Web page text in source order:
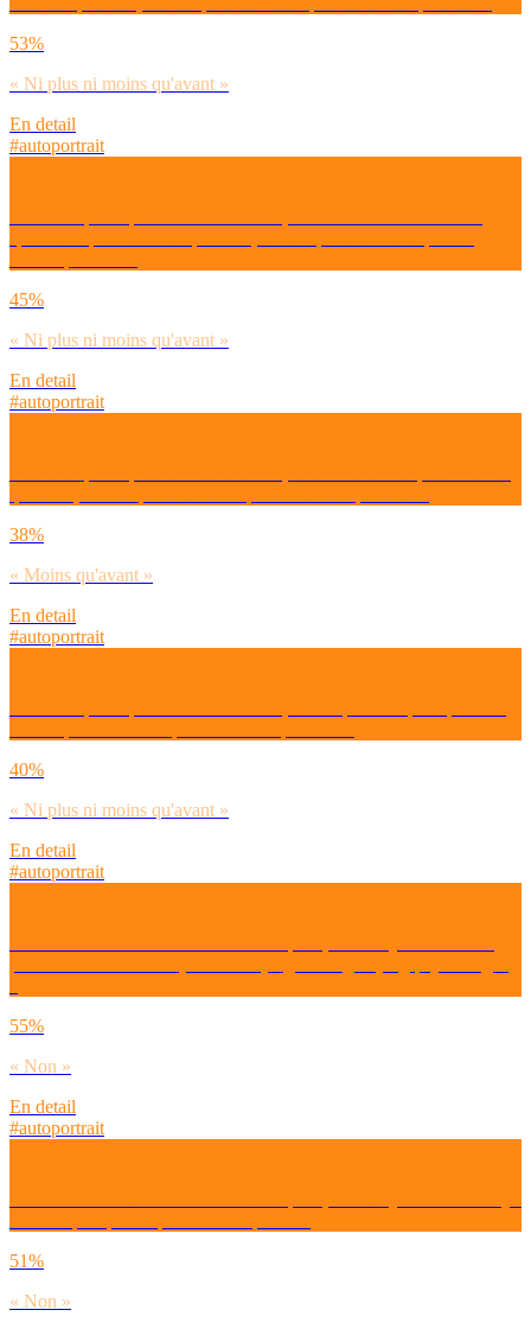
53%
« Ni plus ni moins qu'avant »
En detail
#autoportrait
45%
« Ni plus ni moins qu'avant »
En detail
#autoportrait
38%
« Moins qu'avant »
En detail
#autoportrait
40%
« Ni plus ni moins qu'avant »
En detail
#autoportrait
55%
« Non »
En detail
#autoportrait
51%
« Non »